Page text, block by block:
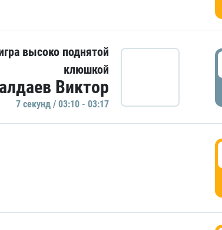
высоко поднятой
клюшкой
Виктор
7 секунд / 03:10 - 03:17